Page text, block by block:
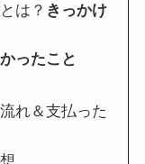
とは？ きっかけ
ったこと
れ＆支払った